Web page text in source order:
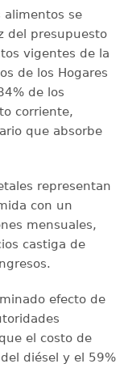
alimentos se
del presupuesto
vigentes de la
de los Hogares
de los
corriente,
que absorbe
representan
con un
mensuales,
castiga de
efecto de
el costo de
diésel y el 59%